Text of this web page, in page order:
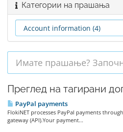
Категории на прашања
Преглед на тагирани
PayPal payments
FlokiNET processes PayPal payments
gateway (API).Your payment...